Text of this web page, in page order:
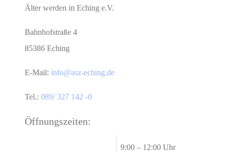
Älter werden in Eching e.V.
Bahnhofstraße 4
85386 Eching
E-Mail: info@asz-eching.de
Tel.: 089/ 327 142 -0
Öffnungszeiten:
9:00 – 12:00 Uhr